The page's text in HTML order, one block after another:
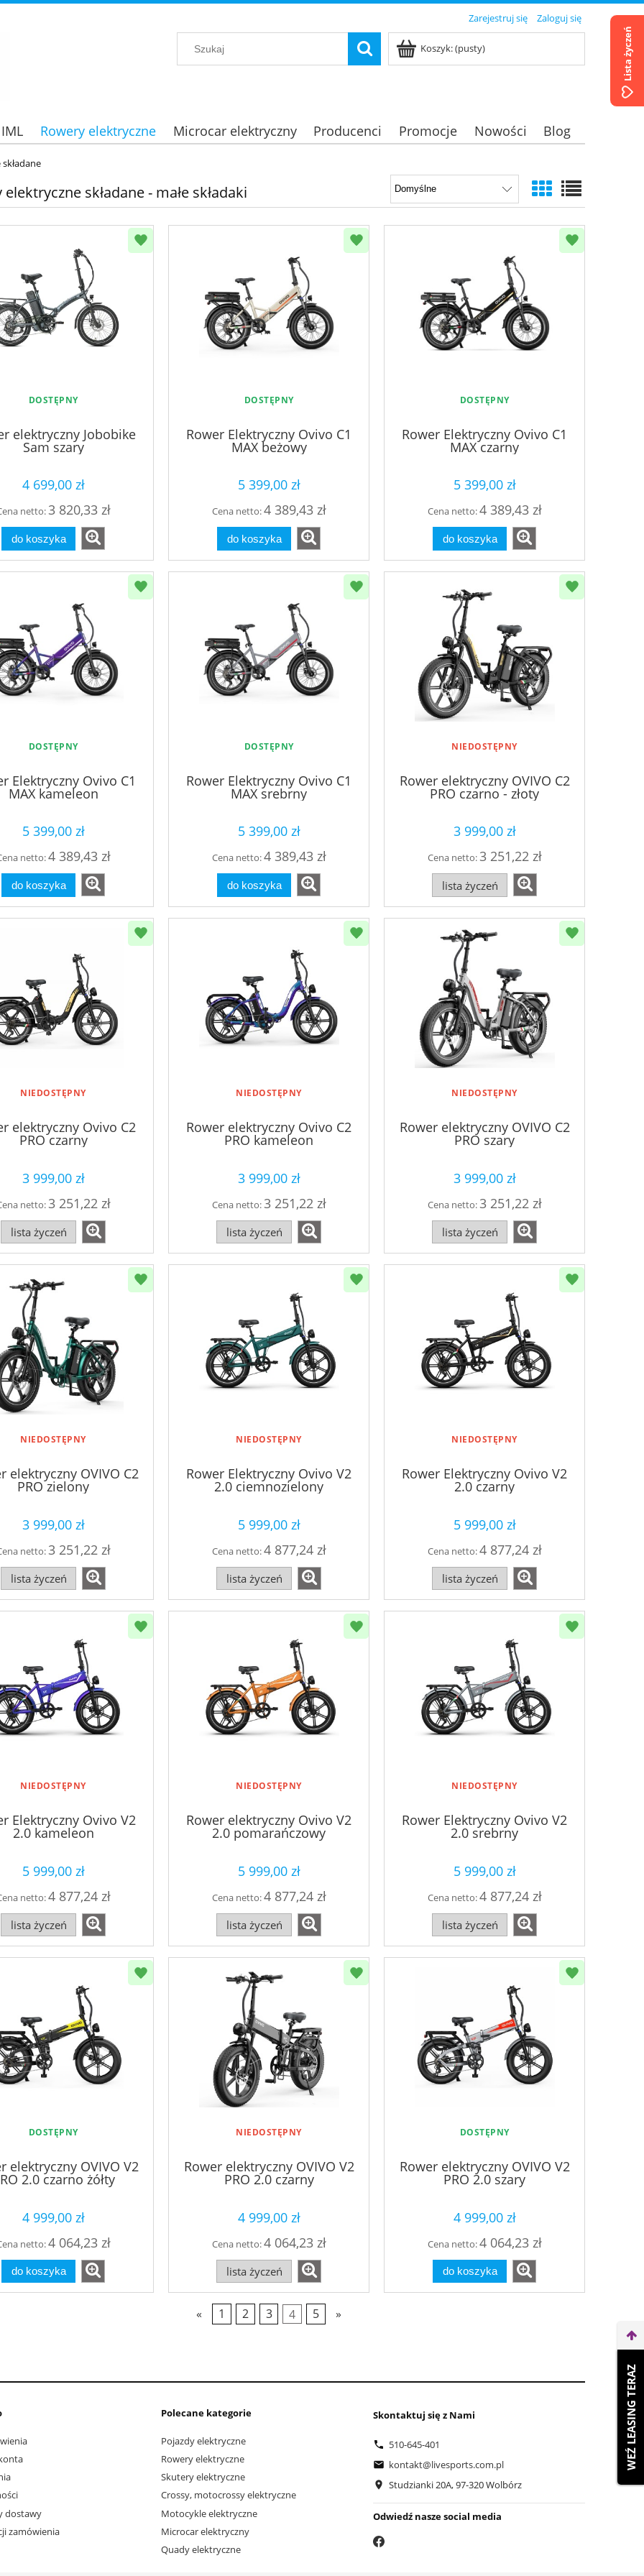
Zarejestruj się Zaloguj się
Koszyk:(pusty)
Rowery elektryczne Microcar elektryczny Producenci Promocje Nowości Blog
składane - małe składaki
DOSTĘPNY
elektryczny Jobobike
Sam szary
4 699,00 zł
netto:3 820,33 zł
do koszyka
DOSTĘPNY
Rower Elektryczny Ovivo C1
MAX beżowy
5 399,00 zł
Cena netto:4 389,43 zł
do koszyka
DOSTĘPNY
Rower Elektryczny Ovivo C1
MAX czarny
5 399,00 zł
Cena netto:4 389,43 zł
do koszyka
DOSTĘPNY
Elektryczny Ovivo C1
MAX kameleon
5 399,00 zł
netto:4 389,43 zł
do koszyka
DOSTĘPNY
Rower Elektryczny Ovivo C1
MAX srebrny
5 399,00 zł
Cena netto:4 389,43 zł
do koszyka
NIEDOSTĘPNY
Rower elektryczny OVIVO C2
PRO czarno - złoty
3 999,00 zł
Cena netto:3 251,22 zł
lista życzeń
NIEDOSTĘPNY
elektryczny Ovivo C2
PRO czarny
3 999,00 zł
netto:3 251,22 zł
lista życzeń
NIEDOSTĘPNY
Rower elektryczny Ovivo C2
PRO kameleon
3 999,00 zł
Cena netto:3 251,22 zł
lista życzeń
NIEDOSTĘPNY
Rower elektryczny OVIVO C2
PRO szary
3 999,00 zł
Cena netto:3 251,22 zł
lista życzeń
NIEDOSTĘPNY
elektryczny OVIVO C2
PRO zielony
3 999,00 zł
netto:3 251,22 zł
lista życzeń
NIEDOSTĘPNY
Rower Elektryczny Ovivo V2
2.0 ciemnozielony
5 999,00 zł
Cena netto:4 877,24 zł
lista życzeń
NIEDOSTĘPNY
Rower Elektryczny Ovivo V2
2.0 czarny
5 999,00 zł
Cena netto:4 877,24 zł
lista życzeń
NIEDOSTĘPNY
Elektryczny Ovivo V2
2.0 kameleon
5 999,00 zł
netto:4 877,24 zł
lista życzeń
NIEDOSTĘPNY
Rower elektryczny Ovivo V2
2.0 pomarańczowy
5 999,00 zł
Cena netto:4 877,24 zł
lista życzeń
NIEDOSTĘPNY
Rower Elektryczny Ovivo V2
2.0 srebrny
5 999,00 zł
Cena netto:4 877,24 zł
lista życzeń
DOSTĘPNY
elektryczny OVIVO V2
2.0 czarno żółty
4 999,00 zł
netto:4 064,23 zł
do koszyka
NIEDOSTĘPNY
Rower elektryczny OVIVO V2
PRO 2.0 czarny
4 999,00 zł
Cena netto:4 064,23 zł
lista życzeń
DOSTĘPNY
Rower elektryczny OVIVO V2
PRO 2.0 szary
4 999,00 zł
Cena netto:4 064,23 zł
do koszyka
« 1 2 3 4 5 »
dostawy
zamówienia
Polecane kategorie
Pojazdy elektryczne
Rowery elektryczne
Skutery elektryczne
Crossy, motocrossy elektryczne
Motocykle elektryczne
Microcar elektryczny
Quady elektryczne
Skontaktuj się z Nami
510-645-401
kontakt@livesports.com.pl
Studzianki 20A, 97-320 Wolbórz
Odwiedź nasze social media
WEŹ LEASING TERAZ
Lista życzeń